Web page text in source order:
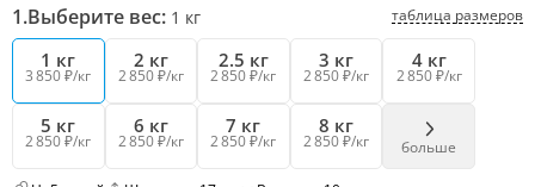
1.Выберите вес: 1 кг таблица размеров
1 кг
3 850 ₽/кг
2 кг
2 850 ₽/кг
2.5 кг
2 850 ₽/кг
3 кг
2 850 ₽/кг
4 кг
2 850 ₽/кг
5 кг
2 850 ₽/кг
6 кг
2 850 ₽/кг
7 кг
2 850 ₽/кг
8 кг
2 850 ₽/кг больше